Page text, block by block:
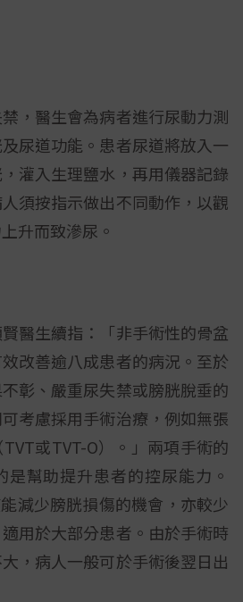
，醫生會為病者進行尿動力測
尿道功能。患者尿道將放入一
灌入生理鹽水，再用儀器記錄
須按指示做出不同動作，以觀
升而致滲尿。
醫生續指：「非手術性的骨盆
改善逾八成患者的病況。至於
彰、嚴重尿失禁或膀胱脫垂的
考慮採用手術治療，例如無張
或TVT-O）。」兩項手術的
幫助提升患者的控尿能力。
減少膀胱損傷的機會，亦較少
用於大部分患者。由於手術時
，病人一般可於手術後翌日出